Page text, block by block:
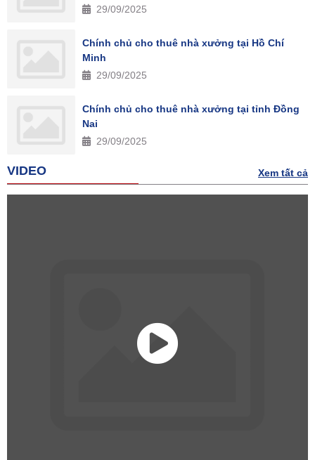
29/09/2025
Chính chủ cho thuê nhà xưởng tại Hồ Chí
Minh
29/09/2025
Chính chủ cho thuê nhà xưởng tại tỉnh Đồng
Nai
29/09/2025
VIDEO Xem tất cả